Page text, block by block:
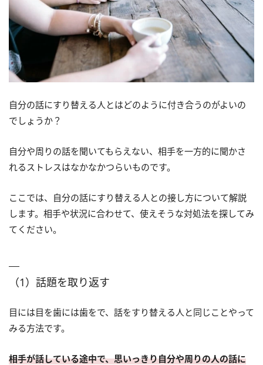
自分の話にすり替える人とはどのように付き合うのがよいの
でしょうか？
自分や周りの話を聞いてもらえない、相手を一方的に聞かさ
れるストレスはなかなかつらいものです。
ここでは、自分の話にすり替える人との接し方について解説
します。相手や状況に合わせて、使えそうな対処法を探してみ
てください。
（1）話題を取り返す
目には目を歯には歯をで、話をすり替える人と同じことやって
みる方法です。
相手が話している途中で、思いっきり自分や周りの人の話に